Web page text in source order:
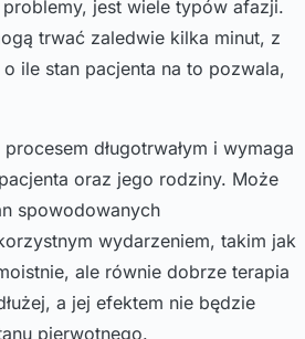
jest wiele typów afazji.
trwać zaledwie kilka minut, z
o ile stan pacjenta na to pozwala,
długotrwałym i wymaga
oraz jego rodziny. Może
spowodowanych
wydarzeniem, takim jak
ale równie dobrze terapia
a jej efektem nie będzie
pierwotnego.